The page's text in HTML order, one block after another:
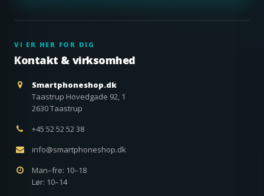
VI ER HER FOR DIG
Kontakt & virksomhed
Smartphoneshop.dk
Taastrup Hovedgade 92, 1
2630 Taastrup
+45 52 52 52 38
info@smartphoneshop.dk
Man–fre: 10–18
Lør: 10–14